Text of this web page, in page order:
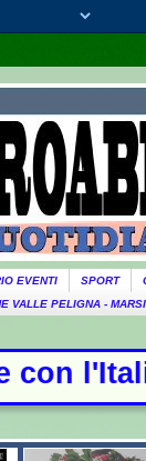
EVENTI SPORT
VALLE PELIGNA -
di